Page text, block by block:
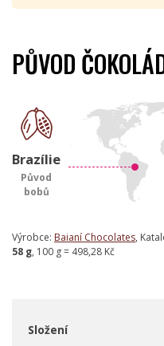
PŮVOD
Brazílie
Původ
bobů
Výrobce: Baianí Chocolates,
58 g, 100 g = 498,28 Kč
Složení